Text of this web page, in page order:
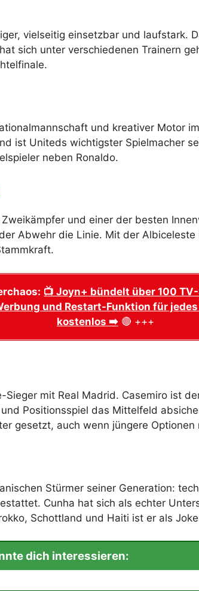
vielseitig einsetzbar und laufstark.
sich unter verschiedenen Trainern
und kreativer Motor
ist Uniteds wichtigster Spielmacher
neben Ronaldo.
und einer der besten
Abwehr die Linie. Mit der Albiceleste
📺 Joyn+ bündelt über 100
und Restart-Funktion für
kostenlos ➡️🔴 +++
Sieger mit Real Madrid. Casemiro ist
Positionsspiel das Mittelfeld
gesetzt, auch wenn jüngere Optionen
Stürmer seiner Generation:
Cunha hat sich als echter
Schottland und Haiti ist er als
dich interessieren: